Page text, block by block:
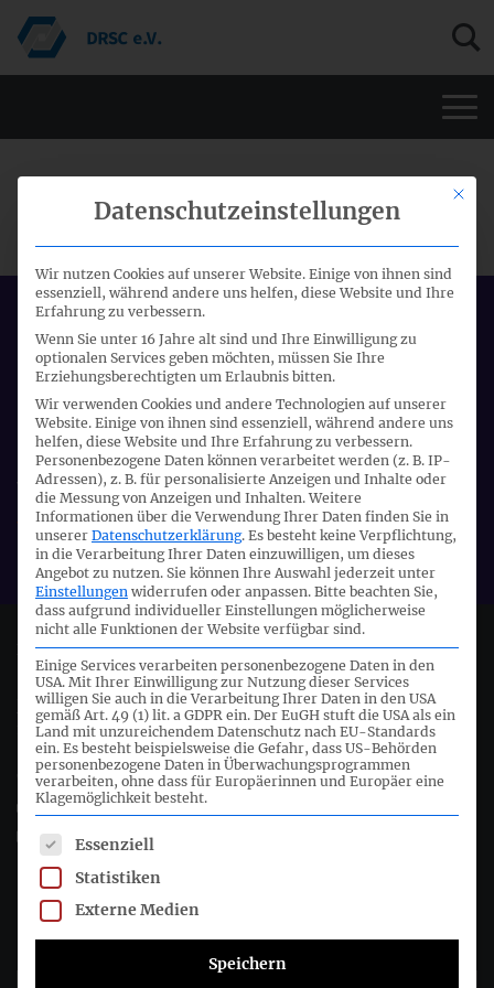
15. ANWENDERFORUM ZUR EU-
TAXONOMIE-VO
Datum:
22.09.2025 - 22.09.2025
Start:
09:00 Uhr
Ort:
Videokonferenz
Veranstalter:
DRSC
Deutsches Rechnungslegungs Standards Committee e.V.
Joachimsthaler Str. 34
10719 Berlin
+49 (0)30 20 64 12 - 0
+49 (0)30 20 64 12 - 15
info@drsc.de
Folgen Sie dem DRSC
Mit
Datenschutzeinstellungen
Wir nutzen Cookies auf unserer Website. Einige von ihnen sind
essenziell, während andere uns helfen, diese Website und Ihre
Erfahrung zu verbessern.
Wenn Sie unter 16 Jahre alt sind und Ihre Einwilligung zu
optionalen Services geben möchten, müssen Sie Ihre
Erziehungsberechtigten um Erlaubnis bitten.
Wir verwenden Cookies und andere Technologien auf unserer
Website. Einige von ihnen sind essenziell, während andere uns
helfen, diese Website und Ihre Erfahrung zu verbessern.
Personenbezogene Daten können verarbeitet werden (z. B. IP-
Adressen), z. B. für personalisierte Anzeigen und Inhalte oder
die Messung von Anzeigen und Inhalten. Weitere
Informationen über die Verwendung Ihrer Daten finden Sie in
unserer Datenschutzerklärung. Es besteht keine Verpflichtung,
in die Verarbeitung Ihrer Daten einzuwilligen, um dieses
Angebot zu nutzen. Sie können Ihre Auswahl jederzeit unter
Einstellungen widerrufen oder anpassen. Bitte beachten Sie,
dass aufgrund individueller Einstellungen möglicherweise
nicht alle Funktionen der Website verfügbar sind.
Einige Services verarbeiten personenbezogene Daten in den
USA. Mit Ihrer Einwilligung zur Nutzung dieser Services
willigen Sie auch in die Verarbeitung Ihrer Daten in den USA
gemäß Art. 49 (1) lit. a GDPR ein. Der EuGH stuft die USA als ein
Land mit unzureichendem Datenschutz nach EU-Standards
ein. Es besteht beispielsweise die Gefahr, dass US-Behörden
personenbezogene Daten in Überwachungsprogrammen
verarbeiten, ohne dass für Europäerinnen und Europäer eine
Klagemöglichkeit besteht.
Es folgt eine Liste der Service-Gruppen, für die eine
Essenziell
Statistiken
Externe Medien
Speichern